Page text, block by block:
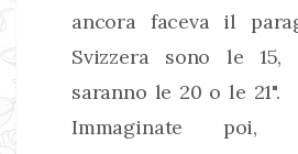
ancora faceva il
Svizzera sono le
saranno le 20 o le 21".
Immaginate poi,